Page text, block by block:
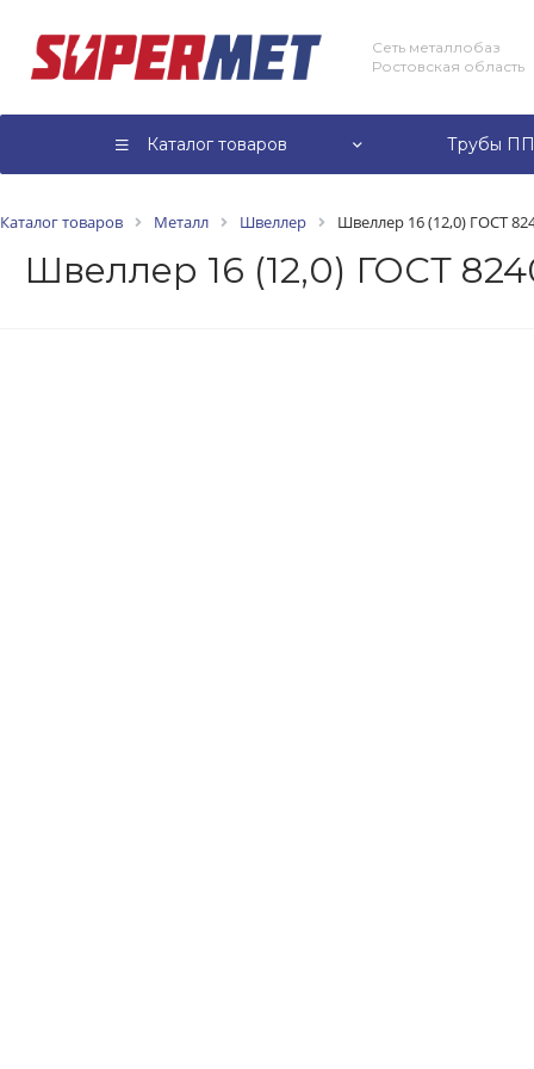
Сеть металлобаз
Ростовская область
Каталог товаров Трубы
Каталог товаров Металл Швеллер Швеллер 16 (12,0) ГОСТ
Швеллер 16 (12,0) ГОСТ